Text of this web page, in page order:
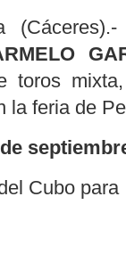
toros
la feria de
Cubo para